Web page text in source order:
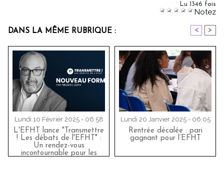
Lu 1346 fois
Notez
DANS LA MÊME RUBRIQUE : < >
Lundi 10 Février 2025 - 06:58
L'EFHT lance "Transmettre
! Les débats de l'EFHT" :
Un rendez-vous
incontournable pour les
Lundi 20 Janvier 2025 - 06:05
Rentrée décalée : pari
gagnant pour l’EFHT